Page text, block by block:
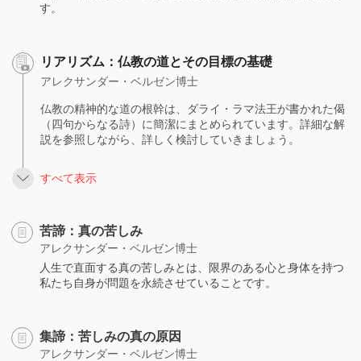
す。
リアリズム：仏教の道とその目標の基礎
アレクサンダー・ベルゼン博士
仏教の精神的な道の根幹は、ダライ・ラマ法王が書かれた偈
（四句からなる詩）に簡潔にまとめられています。詳細な解
説を参照しながら、詳しく検討していきましょう。
すべて表示
苦諦：真の苦しみ
アレクサンダー・ベルゼン博士
人生で直面する真の苦しみとは、限界のある心と身体を持つ
私たち自身が問題を永続させていることです。
集諦：苦しみの真の原因
アレクサンダー・ベルゼン博士